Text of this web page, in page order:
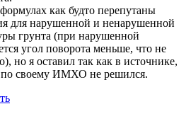
как будто перепутаны
для нарушенной и ненарушенной
грунта (при нарушенной
угол поворота меньше, что не
но я оставил так как в источнике,
по своему ИМХО не решился.